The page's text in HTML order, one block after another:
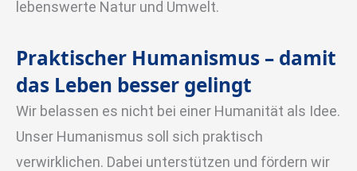
lebenswerte Natur und Umwelt.
Praktischer Humanismus – damit
das Leben besser gelingt
Wir belassen es nicht bei einer Humanität als Idee.
Unser Humanismus soll sich praktisch
verwirklichen. Dabei unterstützen und fördern wir